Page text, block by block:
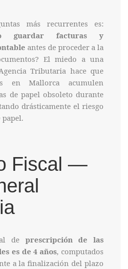
más recurrentes es:
guardar facturas y
antes de proceder a la
El miedo a una
Tributaria hace que
en Mallorca acumulen
de papel obsoleto durante
drásticamente el riesgo
papel.
Fiscal —
de prescripción de las
es de 4 años, computados
a la finalización del plazo